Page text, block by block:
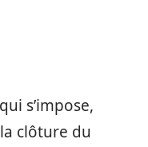
s’impose,
clôture du